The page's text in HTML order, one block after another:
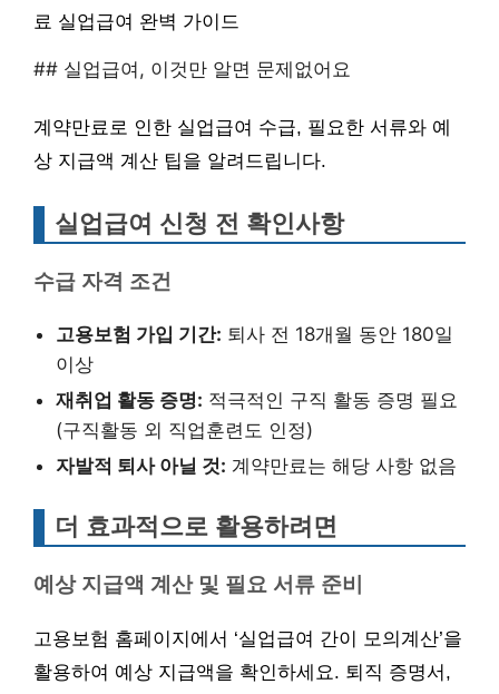
료 실업급여 완벽 가이드
## 실업급여, 이것만 알면 문제없어요
계약만료로 인한 실업급여 수급, 필요한 서류와 예
상 지급액 계산 팁을 알려드립니다.
실업급여 신청 전 확인사항
수급 자격 조건
고용보험 가입 기간: 퇴사 전 18개월 동안 180일
이상
재취업 활동 증명: 적극적인 구직 활동 증명 필요
(구직활동 외 직업훈련도 인정)
자발적 퇴사 아닐 것: 계약만료는 해당 사항 없음
더 효과적으로 활용하려면
예상 지급액 계산 및 필요 서류 준비
고용보험 홈페이지에서 ‘실업급여 간이 모의계산’을
활용하여 예상 지급액을 확인하세요. 퇴직 증명서,